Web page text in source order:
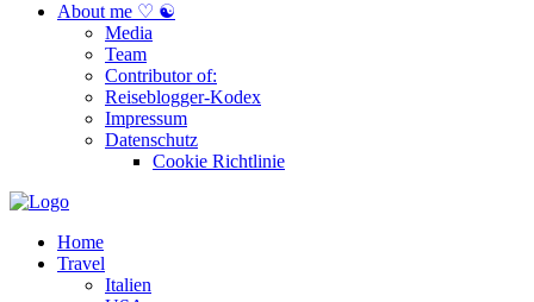
About me ♡ ☯
Media
Team
Contributor of:
Reiseblogger-Kodex
Impressum
Datenschutz
Cookie Richtlinie
Home
Travel
Italien